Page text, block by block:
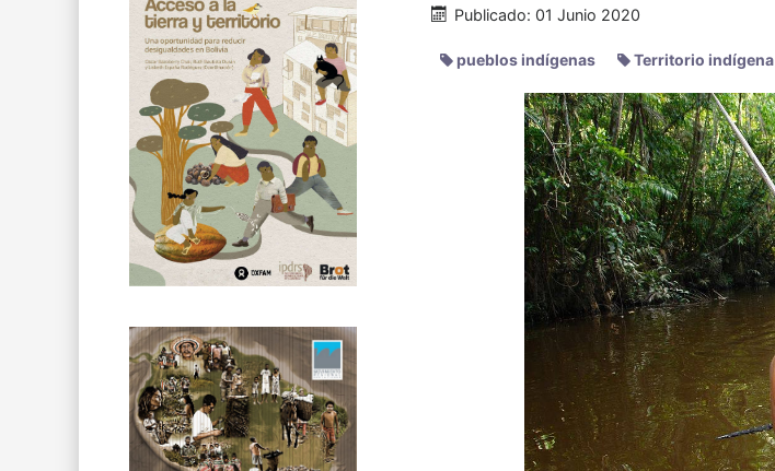
Publicado: 01 Junio 2020
pueblos indígenas Territorio indígena